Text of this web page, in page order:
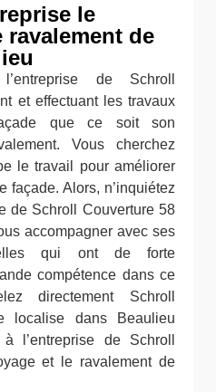
le
ravalement de
de Schroll
et effectuant les travaux
que ce soit son
Vous cherchez
le travail pour améliorer
façade. Alors, n’inquiétez
de Schroll Couverture 58
accompagner avec ses
qui ont de forte
compétence dans ce
directement Schroll
localise dans Beaulieu
l’entreprise de Schroll
et le ravalement de